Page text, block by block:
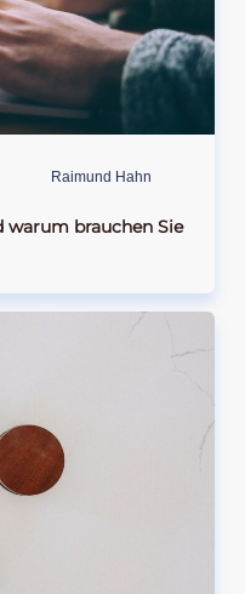
Raimund Hahn
warum brauchen Sie